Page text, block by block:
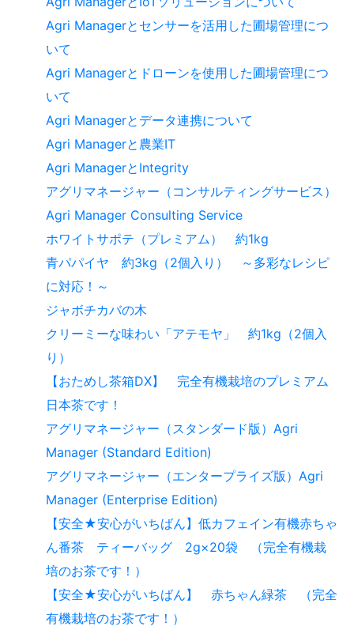
Agri Managerとセンサーを活用した圃場管理につ
いて
Agri Managerとドローンを使用した圃場管理につ
いて
Agri Managerとデータ連携について
Agri Managerと農業IT
Agri ManagerとIntegrity
アグリマネージャー（コンサルティングサービス）
Agri Manager Consulting Service
ホワイトサポテ（プレミアム） 約1kg
青パパイヤ 約3kg（2個入り） ～多彩なレシピ
に対応！～
ジャボチカバの木
クリーミーな味わい「アテモヤ」 約1kg（2個入
り）
【おためし茶箱DX】 完全有機栽培のプレミアム
日本茶です！
アグリマネージャー（スタンダード版）Agri
Manager (Standard Edition)
アグリマネージャー（エンタープライズ版）Agri
Manager (Enterprise Edition)
【安全★安心がいちばん】低カフェイン有機赤ちゃ
ん番茶 ティーバッグ 2g×20袋 （完全有機栽
培のお茶です！）
【安全★安心がいちばん】 赤ちゃん緑茶 （完全
有機栽培のお茶です！）